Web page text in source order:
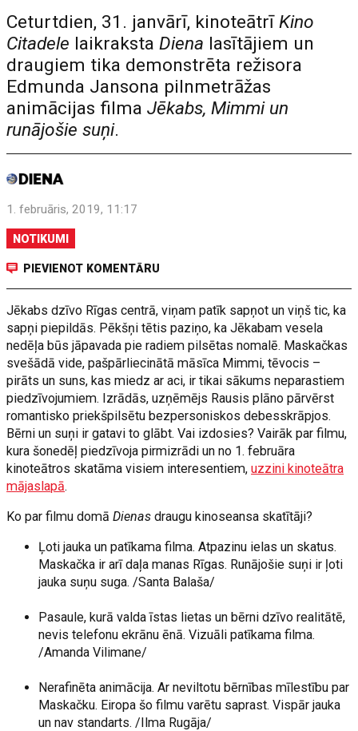
Ceturtdien, 31. janvārī, kinoteātrīKino
Citadele laikrakstaDiena lasītājiem un
draugiem tika demonstrēta režisora
Edmunda Jansona pilnmetrāžas
animācijas filmaJēkabs, Mimmi un
runājošie suņi.
1. februāris, 2019, 11:17
NOTIKUMI
PIEVIENOT KOMENTĀRU
Jēkabs dzīvo Rīgas centrā, viņam patīk sapņot un viņš tic, ka
sapņi piepildās. Pēkšņi tētis paziņo, ka Jēkabam vesela
nedēļa būs jāpavada pie radiem pilsētas nomalē. Maskačkas
svešādā vide, pašpārliecinātā māsīca Mimmi, tēvocis –
pirāts un suns, kas miedz ar aci, ir tikai sākums neparastiem
piedzīvojumiem. Izrādās, uzņēmējs Rausis plāno pārvērst
romantisko priekšpilsētu bezpersoniskos debesskrāpjos.
Bērni un suņi ir gatavi to glābt. Vai izdosies? Vairāk par filmu,
kura šonedēļ piedzīvoja pirmizrādi un no 1. februāra
kinoteātros skatāma visiem interesentiem,uzzini kinoteātra
mājaslapā.
Ko par filmu domāDienasdraugu kinoseansa skatītāji?
Ļoti jauka un patīkama filma. Atpazinu ielas un skatus.
Maskačka ir arī daļa manas Rīgas. Runājošie suņi ir ļoti
jauka suņu suga. /Santa Balaša/
Pasaule, kurā valda īstas lietas un bērni dzīvo realitātē,
nevis telefonu ekrānu ēnā. Vizuāli patīkama filma.
/Amanda Vilimane/
Nerafinēta animācija. Ar neviltotu bērnības mīlestību par
Maskačku. Eiropa šo filmu varētu saprast. Vispār jauka
un nav standarts. /Ilma Rugāja/